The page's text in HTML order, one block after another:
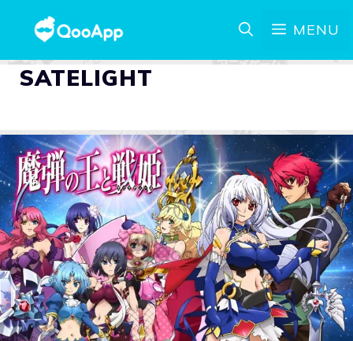
MENU
SATELIGHT